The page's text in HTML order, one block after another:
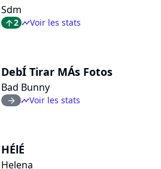
Sdm
arrow_top2 timelineVoir les stats
DebÍ Tirar MÁs Fotos
Bad Bunny
arrow_right timelineVoir les stats
HÉlÉ
Helena